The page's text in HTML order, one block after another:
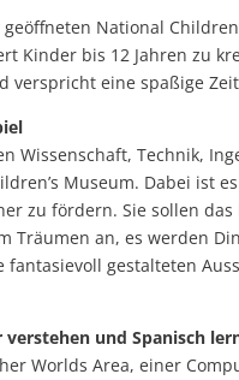
National
Kinder bis 12 Jahren zu
verspricht eine spaßige
Wissenschaft, Technik,
Museum. Dabei ist
zu fördern. Sie sollen
Träumen an, es werden
fantasievoll gestalteten
und Spanisch
Worlds Area, einer